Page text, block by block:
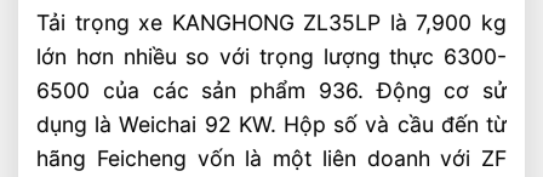
Tải trọng xe KANGHONG ZL35LP là 7,900 kg
lớn hơn nhiều so với trọng lượng thực 6300-
6500 của các sản phẩm 936. Động cơ sử
dụng là Weichai 92 KW. Hộp số và cầu đến từ
hãng Feicheng vốn là một liên doanh với ZF